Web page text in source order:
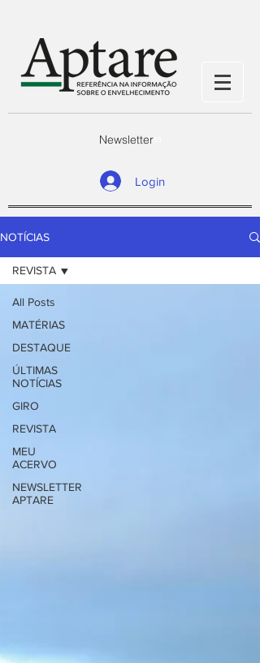
Newsletter
Login
NOTÍCIAS
All Posts
MATÉRIAS
DESTAQUE
ÚLTIMAS
NOTÍCIAS
GIRO
REVISTA
MEU
ACERVO
NEWSLETTER
APTARE
REVISTA